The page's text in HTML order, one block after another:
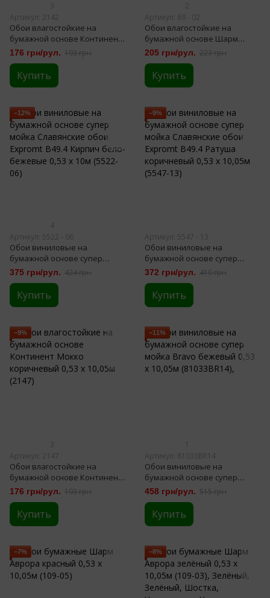
3
Артикул: 2142
Обои влагостойкие на
бумажной основе Континент
Мокко коричневый 0,53 х
10,05м (2142)
176 грн/рул. 193 грн
Купить
2
Артикул: 89 - 02
Обои влагостойкие на
бумажной основе Шарм
Альберо серый 0,53 х 10,05м
(89-02)
205 грн/рул. 223 грн
Купить
−12%
4
Артикул: 5522 - 06
Обои виниловые на
бумажной основе супер
мойка Славянские обои
Expromt B49.4 Кирпич бело-
бежевые 0,53 х 10м (5522-06)
375 грн/рул. 424 грн
Купить
−9%
Артикул: 5547 - 13
Обои виниловые на
бумажной основе супер
мойка Славянские обои
Expromt B49.4 Ратуша
коричневый 0,53 х 10,05м
(5547-13)
372 грн/рул. 410 грн
Купить
−9%
3
Артикул: 2147
Обои влагостойкие на
бумажной основе Континент
Мокко коричневый 0,53 х
10,05м (2147)
176 грн/рул. 193 грн
Купить
−11%
Артикул: 81033BR14
Обои виниловые на
бумажной основе супер
мойка Bravo бежевый 0,53 х
10,05м (81033BR14),
458 грн/рул. 515 грн
Купить
−7% −8%